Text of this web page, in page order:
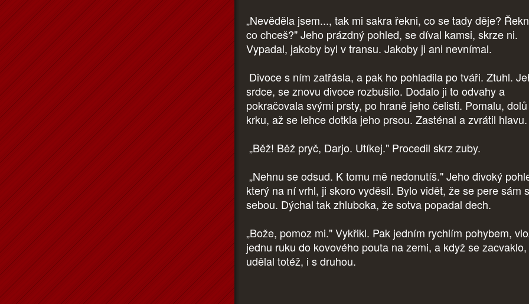
„Nevěděla jsem..., tak mi sakra řekni, co se tady děje?
co chceš?" Jeho prázdný pohled, se díval kamsi, skrze ni.
Vypadal, jakoby byl v transu. Jakoby ji ani nevnímal.
Divoce s ním zatřásla, a pak ho pohladila po tváři. Ztuhl.
srdce, se znovu divoce rozbušilo. Dodalo ji to odvahy a
pokračovala svými prsty, po hraně jeho čelisti. Pomalu,
krku, až se lehce dotkla jeho prsou. Zasténal a zvrátil hlavu.
„Běž! Běž pryč, Darjo. Utíkej." Procedil skrz zuby.
„Nehnu se odsud. K tomu mě nedonutíš." Jeho divoký
který na ní vrhl, ji skoro vyděsil. Bylo vidět, že se pere sám
sebou. Dýchal tak zhluboka, že sotva popadal dech.
„Bože, pomoz mi." Vykřikl. Pak jedním rychlím pohybem,
jednu ruku do kovového pouta na zemi, a když se zacvaklo,
udělal totéž, i s druhou.